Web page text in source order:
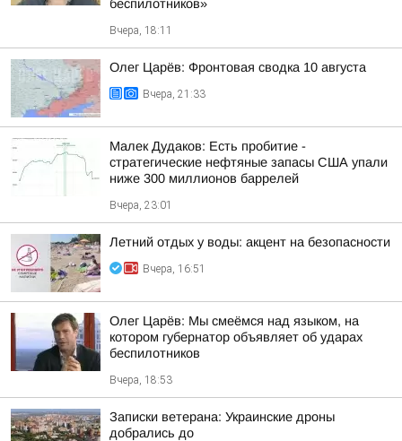
беспилотников»
Вчера, 18:11
Олег Царёв: Фронтовая сводка 10 августа
Вчера, 21:33
Малек Дудаков: Есть пробитие -
стратегические нефтяные запасы США упали
ниже 300 миллионов баррелей
Вчера, 23:01
Летний отдых у воды: акцент на безопасности
Вчера, 16:51
Олег Царёв: Мы смеёмся над языком, на
котором губернатор объявляет об ударах
беспилотников
Вчера, 18:53
Записки ветерана: Украинские дроны
добрались до